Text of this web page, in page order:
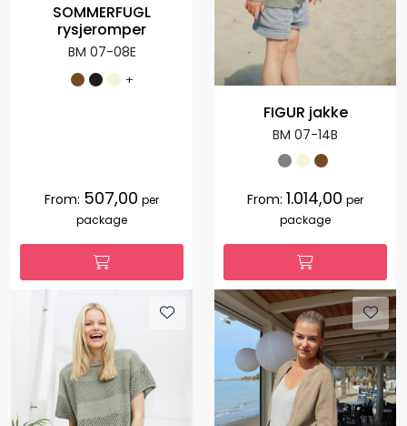
SOMMERFUGL
rysjeromper
BM 07-08E
+
From: 507,00 per
package
FIGUR jakke
BM 07-14B
From: 1.014,00 per
package